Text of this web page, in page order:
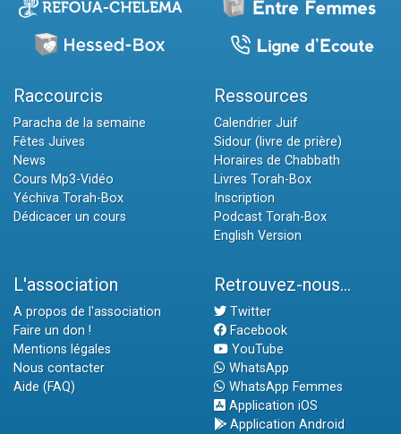
Raccourcis
Paracha de la semaine
Fêtes Juives
News
Cours Mp3-Vidéo
Yéchiva Torah-Box
Dédicacer un cours
Ressources
Calendrier Juif
Sidour (livre de prière)
Horaires de Chabbath
Livres Torah-Box
Inscription
Podcast Torah-Box
English Version
L'association
A propos de l'association
Faire un don !
Mentions légales
Nous contacter
Aide (FAQ)
Retrouvez-nous...
Twitter
Facebook
YouTube
WhatsApp
WhatsApp Femmes
Application iOS
Application Android